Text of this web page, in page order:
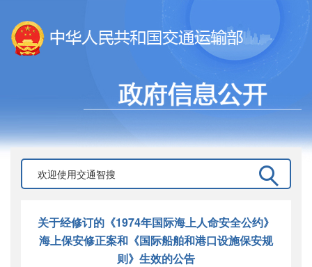
关于经修订的《1974年国际海上人命安全公约》
海上保安修正案和《国际船舶和港口设施保安规
则》生效的公告